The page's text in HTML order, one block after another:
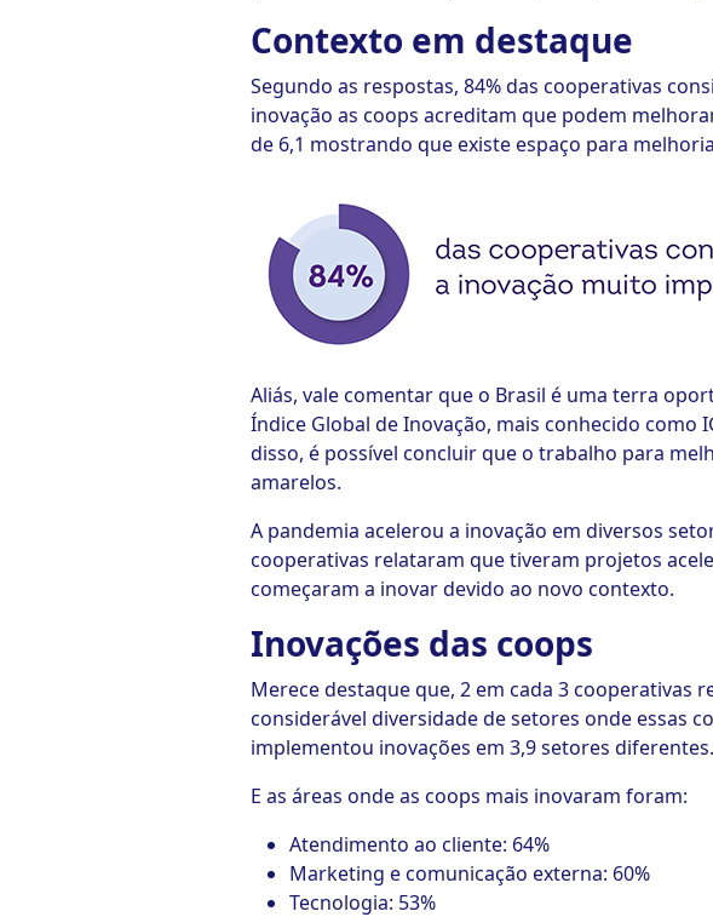
Contexto em destaque
Segundo as respostas, 84% das cooperativas
inovação as coops acreditam que podem
de 6,1 mostrando que existe espaço para
Aliás, vale comentar que o Brasil é uma terra
Índice Global de Inovação, mais conhecido como
disso, é possível concluir que o trabalho para
amarelos.
A pandemia acelerou a inovação em diversos
cooperativas relataram que tiveram projetos
começaram a inovar devido ao novo contexto.
Inovações das coops
Merece destaque que, 2 em cada 3 cooperativas
considerável diversidade de setores onde essas
implementou inovações em 3,9 setores diferentes.
E as áreas onde as coops mais inovaram foram:
Atendimento ao cliente: 64%
Marketing e comunicação externa: 60%
Tecnologia: 53%